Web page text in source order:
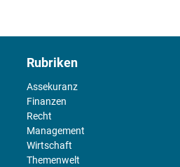
Rubriken
Assekuranz
Finanzen
Recht
Management
Wirtschaft
Themenwelt